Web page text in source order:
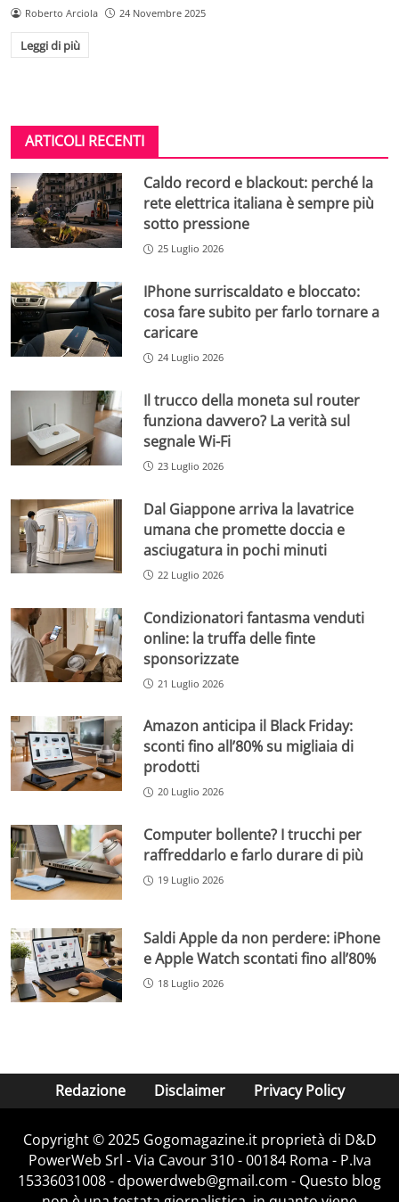
Roberto Arciola 24 Novembre 2025
Leggi di più
ARTICOLI RECENTI
Caldo record e blackout: perché la
rete elettrica italiana è sempre più
sotto pressione
25 Luglio 2026
IPhone surriscaldato e bloccato:
cosa fare subito per farlo tornare a
caricare
24 Luglio 2026
Il trucco della moneta sul router
funziona davvero? La verità sul
segnale Wi-Fi
23 Luglio 2026
Dal Giappone arriva la lavatrice
umana che promette doccia e
asciugatura in pochi minuti
22 Luglio 2026
Condizionatori fantasma venduti
online: la truffa delle finte
sponsorizzate
21 Luglio 2026
Amazon anticipa il Black Friday:
sconti fino all’80% su migliaia di
prodotti
20 Luglio 2026
Computer bollente? I trucchi per
raffreddarlo e farlo durare di più
19 Luglio 2026
Saldi Apple da non perdere: iPhone
e Apple Watch scontati fino all’80%
18 Luglio 2026
Redazione Disclaimer Privacy Policy
Copyright © 2025 Gogomagazine.it proprietà di D&D
PowerWeb Srl - Via Cavour 310 - 00184 Roma - P.Iva
15336031008 - dpowerdweb@gmail.com - Questo blog